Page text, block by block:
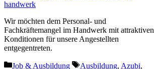
Wir möchten dem Personal- und
Fachkräftemangel im Handwerk mit attraktiven
Konditionen für unsere Angestellten
entgegentreten.
Kategorien
Job & Ausbildung Schlagwörter
Ausbildung, Azubi,